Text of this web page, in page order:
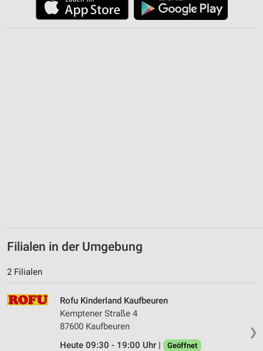
Filialen in der Umgebung
2 Filialen
❯
Rofu Kinderland Kaufbeuren
Kemptener Straße 4
87600 Kaufbeuren
Heute 09:30 - 19:00 Uhr |
Geöffnet
Nicht-IAB-Verarbeitungszwecke:
Notwendig